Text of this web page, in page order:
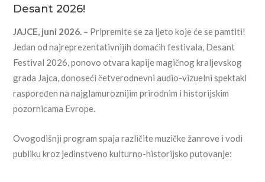
Desant 2026!
JAJCE, juni 2026. – Pripremite se za ljeto koje će se pamtiti!
Jedan od najreprezentativnijih domaćih festivala, Desant
Festival 2026, ponovo otvara kapije magičnog kraljevskog
grada Jajca, donoseći četverodnevni audio-vizuelni spektakl
raspoređen na najglamuroznijim prirodnim i historijskim
pozornicama Evrope.
Ovogodišnji program spaja različite muzičke žanrove i vodi
publiku kroz jedinstveno kulturno-historijsko putovanje: